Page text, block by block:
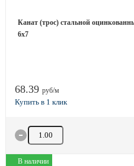
Канат (трос) стальной
6x7
68.39 руб/м
Количество товара
В наличии